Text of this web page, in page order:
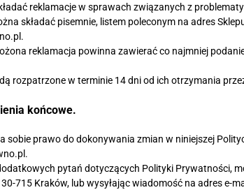
reklamacje w sprawach związanych z
składać pisemnie, listem poleconym na adres
reklamacja powinna zawierać co najmniej
rozpatrzone w terminie 14 dni od ich otrzymania
końcowe.
sobie prawo do dokonywania zmian w niniejszej
pytań dotyczących Polityki Prywatności,
715 Kraków, lub wysyłając wiadomość na adres e-